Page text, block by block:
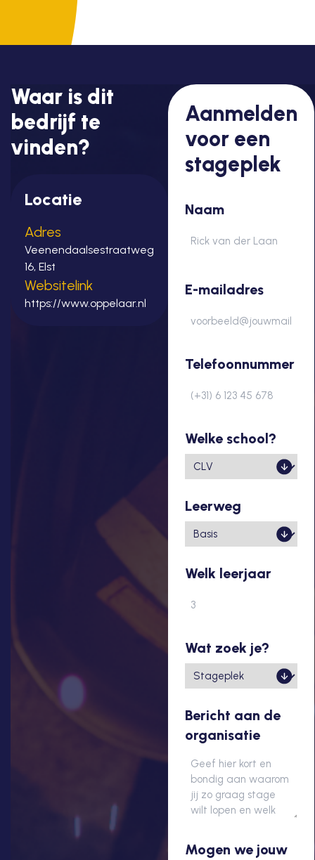
Waar is dit
bedrijf te
vinden?
Locatie
Adres
Veenendaalsestraatweg
16, Elst
Websitelink
https://www.oppelaar.nl
Aanmelden
voor een
stageplek
Naam
E-mailadres
Telefoonnummer
Welke school?
Leerweg
Welk leerjaar
Wat zoek je?
Bericht aan de
organisatie
Mogen we jouw